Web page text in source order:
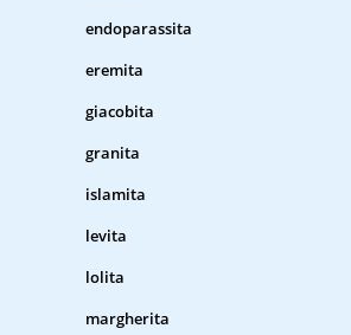
endoparassita
eremita
giacobita
granita
islamita
levita
lolita
margherita